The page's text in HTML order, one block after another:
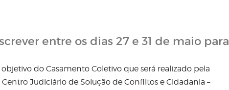
entre os dias 27 e 31 de maio para
do Casamento Coletivo que será realizado pela
Judiciário de Solução de Conflitos e Cidadania –